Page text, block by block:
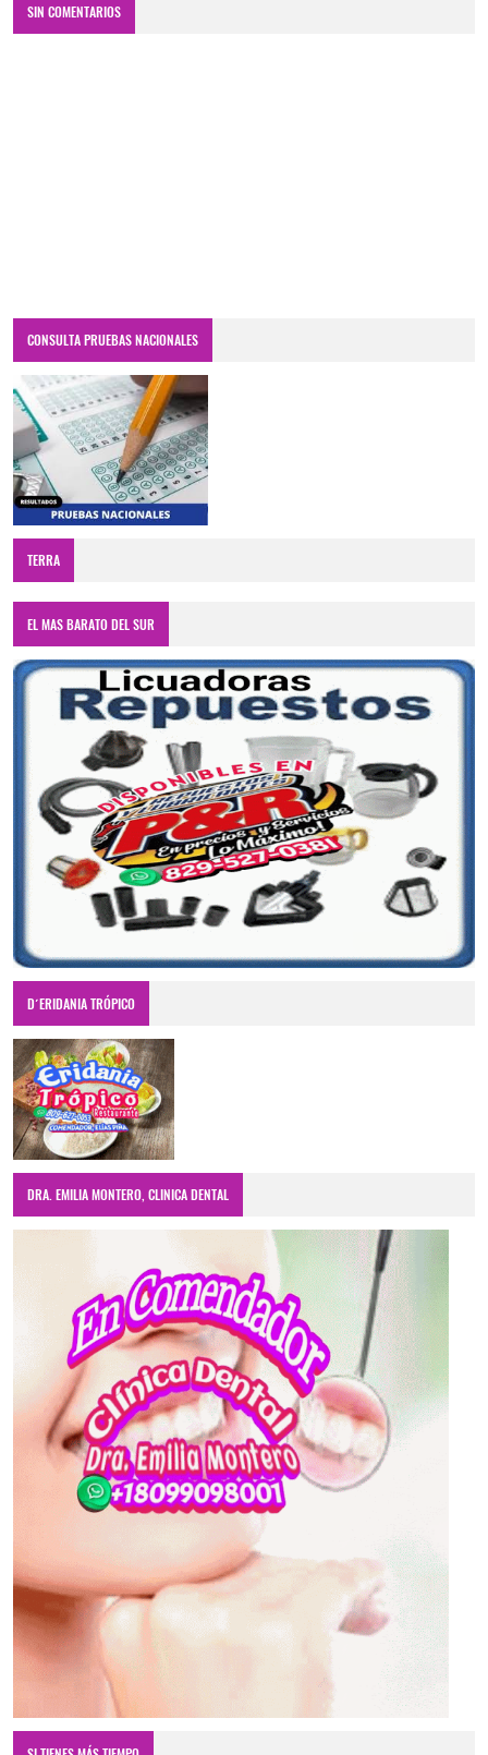
SIN COMENTARIOS
CONSULTA PRUEBAS NACIONALES
TERRA
EL MAS BARATO DEL SUR
D´ERIDANIA TRÓPICO
DRA. EMILIA MONTERO, CLINICA DENTAL